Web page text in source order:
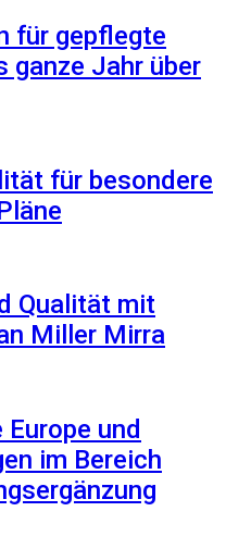
für gepflegte
ganze Jahr über
für besondere
Qualität mit
Miller Mirra
Europe und
im Bereich